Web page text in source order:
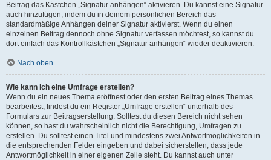
Beitrag das Kästchen „Signatur anhängen“ aktivieren. Du kannst eine Signatur
auch hinzufügen, indem du in deinem persönlichen Bereich das
standardmäßige Anhängen deiner Signatur aktivierst. Wenn du einen
einzelnen Beitrag dennoch ohne Signatur verfassen möchtest, so kannst du
dort einfach das Kontrollkästchen „Signatur anhängen“ wieder deaktivieren.
Nach oben
Wie kann ich eine Umfrage erstellen?
Wenn du ein neues Thema eröffnest oder den ersten Beitrag eines Themas
bearbeitest, findest du ein Register „Umfrage erstellen“ unterhalb des
Formulars zur Beitragserstellung. Solltest du diesen Bereich nicht sehen
können, so hast du wahrscheinlich nicht die Berechtigung, Umfragen zu
erstellen. Du solltest einen Titel und mindestens zwei Antwortmöglichkeiten in
die entsprechenden Felder eingeben und dabei sicherstellen, dass jede
Antwortmöglichkeit in einer eigenen Zeile steht. Du kannst auch unter